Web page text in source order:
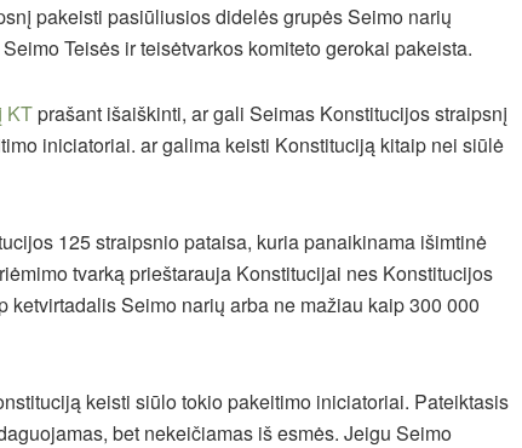
pakeisti pasiūliusios didelės grupės Seimo narių
Teisės ir teisėtvarkos komiteto gerokai pakeista.
KTprašant išaiškinti, ar gali Seimas Konstitucijos straipsnį
iniciatoriai. ar galima keisti Konstituciją kitaip nei siūlė
125 straips­nio pa­tai­sa, ku­ria pa­nai­ki­na­ma iš­im­ti­nė
tvar­ką prieš­ta­rau­ja Kons­ti­tu­ci­jai nes Konstitucijos
Seimo narių arba ne mažiau kaip 300 000
keisti siūlo tokio pakeitimo iniciatoriai. Pateiktasis
bet nekeičiamas iš esmės. Jeigu Seimo